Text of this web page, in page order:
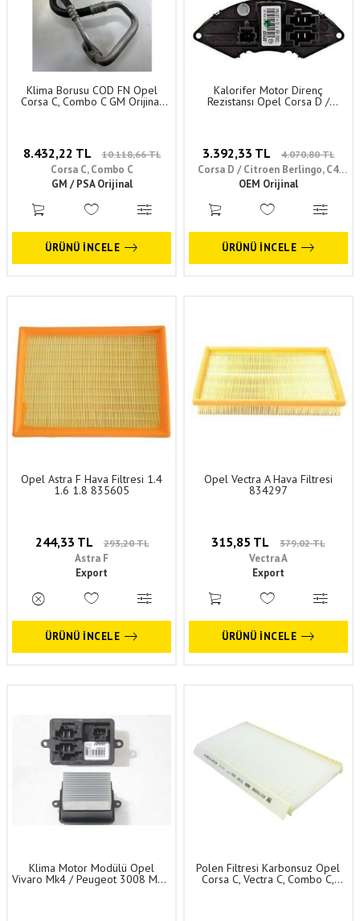
Klima Borusu COD FN Opel
Corsa C, Combo C GM Orijinal
8.432,22 TL 10.118,66 TL
Corsa C, Combo C
GM / PSA Orijinal
ÜRÜNÜ İNCELE
Kalorifer Motor Direnç
Rezistansı Opel Corsa D /
Citroen Berlingo, C4 Picasso /
55702441
3.392,33 TL 4.070,80 TL
Corsa D / Citroen Berlingo, C4
Picasso / Fiat Doblo, Fiorino,
OEM Orijinal
ÜRÜNÜ İNCELE
Opel Astra F Hava Filtresi 1.4
1.6 1.8 835605
244,33 TL 293,20 TL
Astra F
Export
ÜRÜNÜ İNCELE
Opel Vectra A Hava Filtresi
834297
315,85 TL 379,02 TL
Vectra A
Export
ÜRÜNÜ İNCELE
Klima Motor Modülü Opel
Vivaro Mk4 / Peugeot 3008 Mk2,
5008 Mk2, Expert Mk4, Partner,
Polen Filtresi Karbonsuz Opel
Corsa C, Vectra C, Combo C,